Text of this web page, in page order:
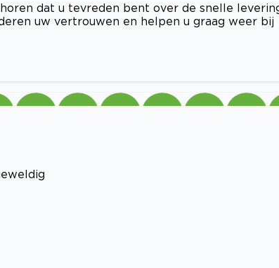
dat u tevreden bent over de snelle
uw vertrouwen en helpen u graag weer bij